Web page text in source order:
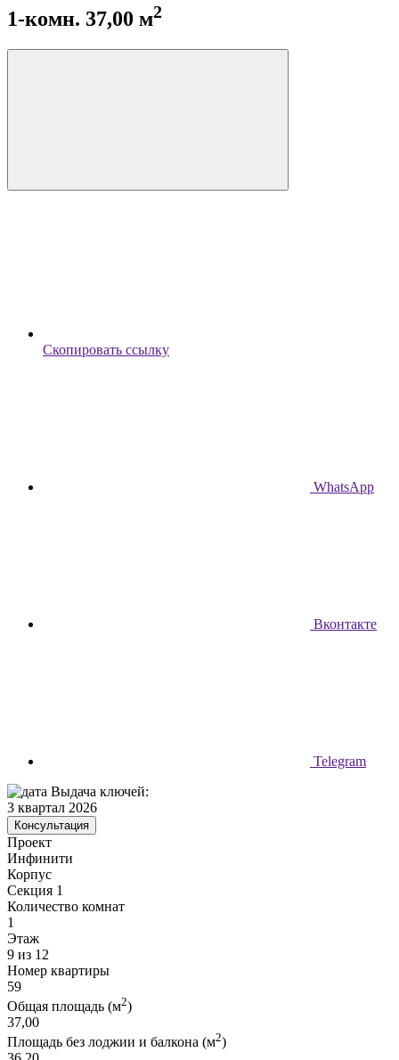
1-комн. 37,00 м2
Скопировать ссылку
WhatsApp
Вконтакте
Telegram
Выдача ключей:
3 квартал 2026
Консультация
Проект
Инфинити
Корпус
Секция 1
Количество комнат
1
Этаж
9 из 12
Номер квартиры
59
Общая площадь (м2)
37,00
Площадь без лоджии и балкона (м2)